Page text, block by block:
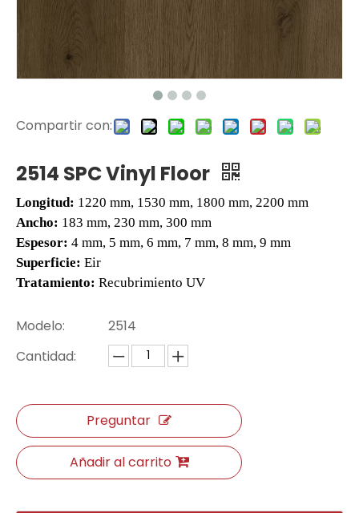
Pisos de madera laminada E6001
Compartir con:
2514 SPC Vinyl Floor
Longitud: 1220 mm, 1530 mm, 1800 mm, 2200 mm
Ancho: 183 mm, 230 mm, 300 mm
Espesor: 4 mm, 5 mm, 6 mm, 7 mm, 8 mm, 9 mm
Superficie: Eir
Tratamiento: Recubrimiento UV
Modelo:
2514
Cantidad:
Preguntar
Añadir al carrito